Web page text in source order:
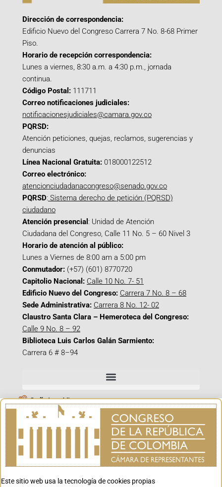
Dirección de correspondencia:
Edificio Nuevo del Congreso Carrera 7 No. 8-68 Primer
Piso.
Horario de recepción correspondencia:
Lunes a viernes, 8:30 a.m. a 4:30 p.m., jornada
continua.
Código Postal: 111711
Correo notificaciones judiciales:
notificacionesjudiciales@camara.gov.co
PQRSD:
Atención peticiones, quejas, reclamos, sugerencias y
denuncias
Línea Nacional Gratuita: 018000122512
Correo electrónico:
atencionciudadanacongreso@senado.gov.co
PQRSD: Sistema derecho de petición (PQRSD)
ciudadano
Atención presencial : Unidad de Atención
Ciudadana del Congreso, Calle 11 No. 5 – 60 Nivel 3
Horario de atención al público:
Lunes a Viernes de 8:00 am a 5:00 pm
Conmutador: (+57) (601) 8770720
Capitolio Nacional: Calle 10 No. 7- 51
Edificio Nuevo del Congreso: Carrera 7 No. 8 – 68
Sede Administrativa: Carrera 8 No. 12- 02
Claustro Santa Clara – Hemeroteca del Congreso:
Calle 9 No. 8 – 92
Biblioteca Luis Carlos Galán Sarmiento:
Carrera 6 # 8–94
Señal en Vivo
Facebook_@CamaraColombia
Instagram_@CamaraColombia
X_@CamaraColombia
Youtube_@CamaraColombia
Tiktok_@CamaraColombia
Este sitio web usa la tecnología de cookies propias